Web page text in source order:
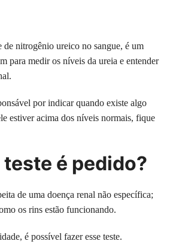
de nitrogênio ureico no sangue, é um
para medir os níveis da ureia e entender
por indicar quando existe algo
estiver acima dos níveis normais, fique
teste é pedido?
de uma doença renal não específica;
os rins estão funcionando.
é possível fazer esse teste.